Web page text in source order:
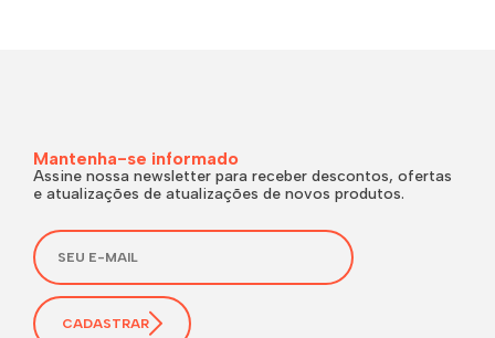
Mantenha-se informado
Assine nossa newsletter para receber descontos, ofertas
e atualizações de atualizações de novos produtos.
CADASTRAR